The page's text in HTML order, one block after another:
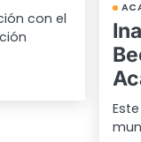
con el